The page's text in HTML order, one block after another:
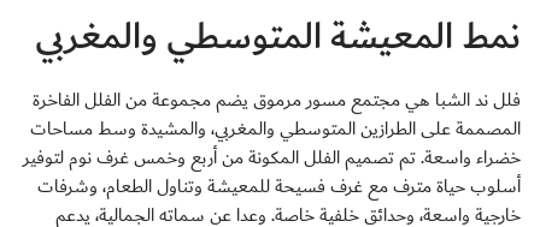
نمط المعيشة المتوسطي والمغربي
فلل ند الشبا هي مجتمع مسور مرموق يضم مجموعة من الفلل الفاخرة
المصممة على الطرازين المتوسطي والمغربي، والمشيدة وسط مساحات
خضراء واسعة. تم تصميم الفلل المكونة من أربع وخمس غرف نوم لتوفير
أسلوب حياة مترف مع غرف فسيحة للمعيشة وتناول الطعام، وشرفات
خارجية واسعة، وحدائق خلفية خاصة. وعدا عن سماته الجمالية، يدعم